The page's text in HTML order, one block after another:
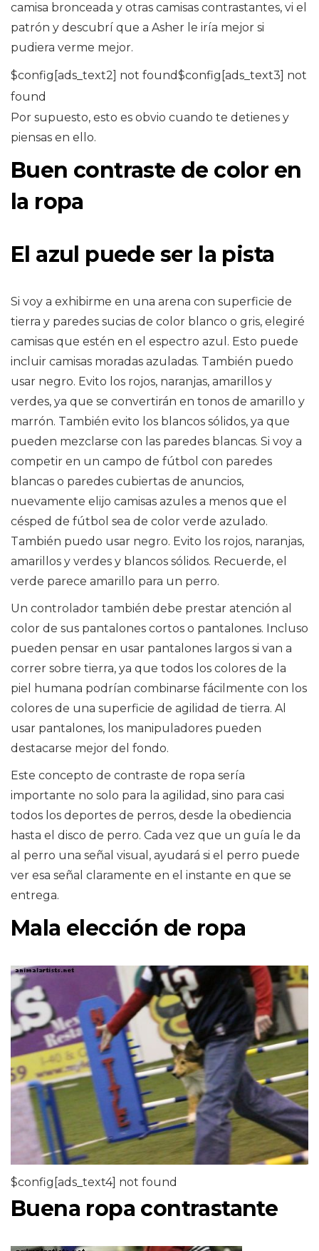
camisa bronceada y otras camisas contrastantes, vi el
patrón y descubrí que a Asher le iría mejor si
pudiera verme mejor.
$config[ads_text2] not found$config[ads_text3] not
found
Por supuesto, esto es obvio cuando te detienes y
piensas en ello.
Buen contraste de color en
la ropa
El azul puede ser la pista
Si voy a exhibirme en una arena con superficie de
tierra y paredes sucias de color blanco o gris, elegiré
camisas que estén en el espectro azul. Esto puede
incluir camisas moradas azuladas. También puedo
usar negro. Evito los rojos, naranjas, amarillos y
verdes, ya que se convertirán en tonos de amarillo y
marrón. También evito los blancos sólidos, ya que
pueden mezclarse con las paredes blancas. Si voy a
competir en un campo de fútbol con paredes
blancas o paredes cubiertas de anuncios,
nuevamente elijo camisas azules a menos que el
césped de fútbol sea de color verde azulado.
También puedo usar negro. Evito los rojos, naranjas,
amarillos y verdes y blancos sólidos. Recuerde, el
verde parece amarillo para un perro.
Un controlador también debe prestar atención al
color de sus pantalones cortos o pantalones. Incluso
pueden pensar en usar pantalones largos si van a
correr sobre tierra, ya que todos los colores de la
piel humana podrían combinarse fácilmente con los
colores de una superficie de agilidad de tierra. Al
usar pantalones, los manipuladores pueden
destacarse mejor del fondo.
Este concepto de contraste de ropa sería
importante no solo para la agilidad, sino para casi
todos los deportes de perros, desde la obediencia
hasta el disco de perro. Cada vez que un guía le da
al perro una señal visual, ayudará si el perro puede
ver esa señal claramente en el instante en que se
entrega.
Mala elección de ropa
$config[ads_text4] not found
Buena ropa contrastante